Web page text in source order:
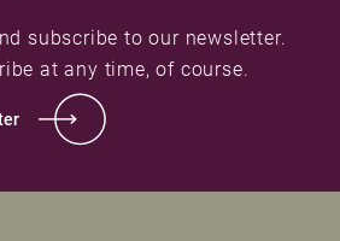
subscribe to our newsletter.
at any time, of course.